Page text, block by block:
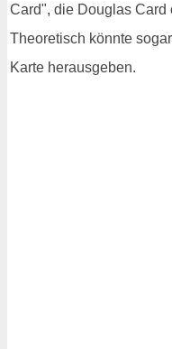
Card", die Douglas Card
Theoretisch könnte
Karte herausgeben.